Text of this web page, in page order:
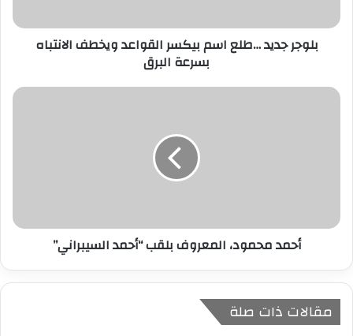
ر
بلوجر جديد …طلع اسم بيكسر القواعد ويخطف الانتباه
بسرعة البرق
أحمد محمود، المعروف بلقب “أحمد السيبراني”
مقالات ذات صلة